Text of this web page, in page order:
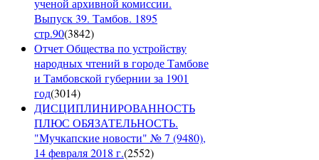
ученой архивной комиссии.
Выпуск 39. Тамбов. 1895
стр.90(3842)
Отчет Общества по устройству
народных чтений в городе Тамбове
и Тамбовской губернии за 1901
год(3014)
ДИСЦИПЛИНИРОВАННОСТЬ
ПЛЮС ОБЯЗАТЕЛЬНОСТЬ.
"Мучкапские новости" № 7 (9480),
14 февраля 2018 г.(2552)